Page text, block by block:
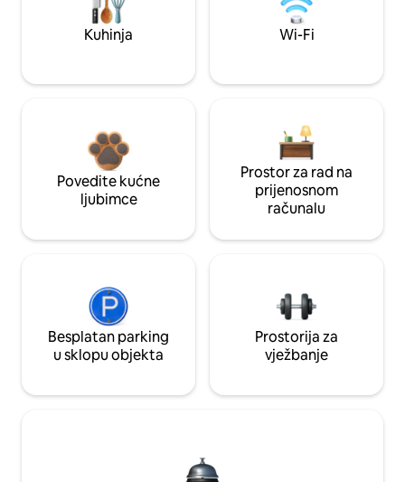
Kuhinja Wi-Fi
Povedite kućne
ljubimce
Prostor za rad na
prijenosnom
računalu
Besplatan parking
u sklopu objekta
Prostorija za
vježbanje